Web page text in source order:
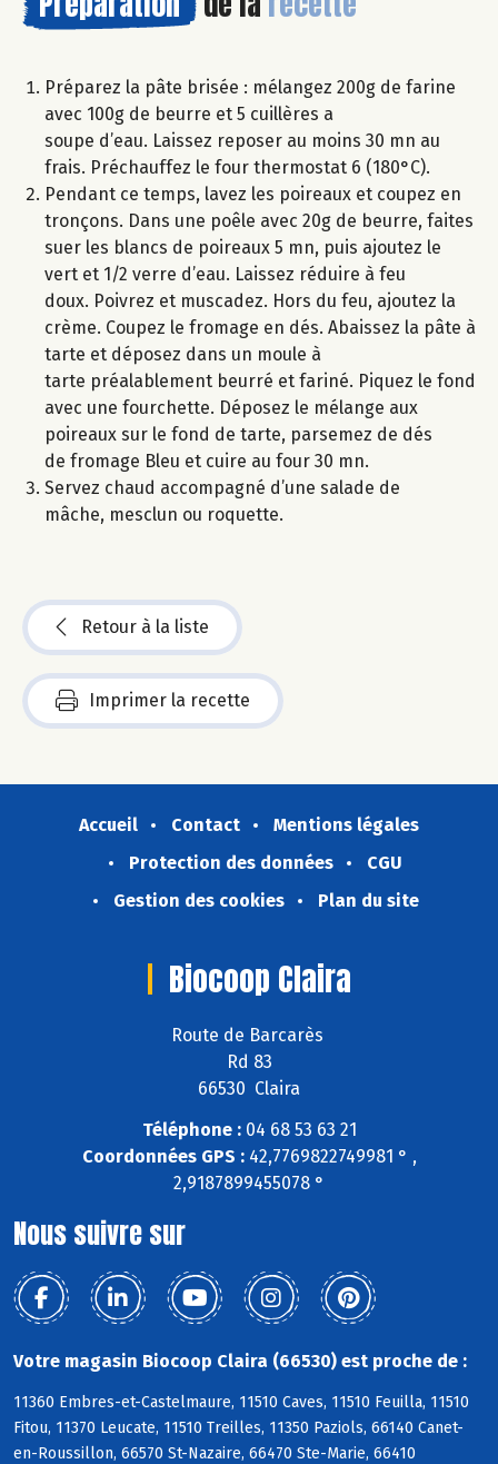
Préparez la pâte brisée : mélangez 200g de farine
avec 100g de beurre et 5 cuillères a
soupe d’eau. Laissez reposer au moins 30 mn au
frais. Préchauffez le four thermostat 6 (180°C).
Pendant ce temps, lavez les poireaux et coupez en
tronçons. Dans une poêle avec 20g de beurre, faites
suer les blancs de poireaux 5 mn, puis ajoutez le
vert et 1/2 verre d’eau. Laissez réduire à feu
doux. Poivrez et muscadez. Hors du feu, ajoutez la
crème. Coupez le fromage en dés. Abaissez la pâte à
tarte et déposez dans un moule à
tarte préalablement beurré et fariné. Piquez le fond
avec une fourchette. Déposez le mélange aux
poireaux sur le fond de tarte, parsemez de dés
de fromage Bleu et cuire au four 30 mn.
Servez chaud accompagné d’une salade de
mâche, mesclun ou roquette.
Retour à la liste
Imprimer la recette
Accueil Contact
Mentions légales
Protection des données
CGU
Gestion des cookies
Plan du site
Biocoop Claira
Route de Barcarès
Rd 83
66530 Claira
Téléphone :04 68 53 63 21
Coordonnées GPS :42,7769822749981 ° ,
2,9187899455078 °
Nous suivre sur
Votre magasin Biocoop Claira (66530) est proche de :
11360 Embres-et-Castelmaure, 11510 Caves, 11510 Feuilla, 11510
Fitou, 11370 Leucate, 11510 Treilles, 11350 Paziols, 66140 Canet-
en-Roussillon, 66570 St-Nazaire, 66470 Ste-Marie, 66410